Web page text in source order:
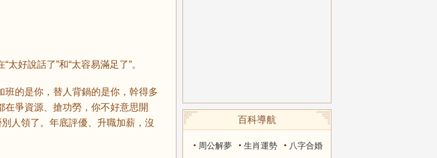
好說話了”和“太容易滿足了”。
的是你，替人背鍋的是你，幹得多
爭資源、搶功勞，你不好意思開
人領了。年底評優、升職加薪，沒
百科導航
周公解夢 生肖運勢
八字合婚